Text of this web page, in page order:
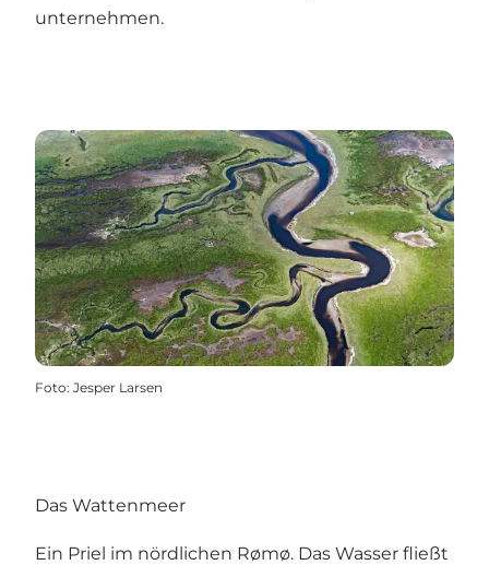
unternehmen.
Foto: Jesper Larsen
Das Wattenmeer
Ein Priel im nördlichen Rømø. Das Wasser fließt